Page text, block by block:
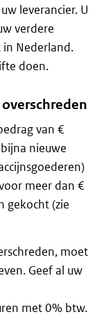
leverancier. U
verdere
Nederland.
doen.
van €
nieuwe
meer dan €
gekocht (zie
moet
Geef al uw
met 0% btw.